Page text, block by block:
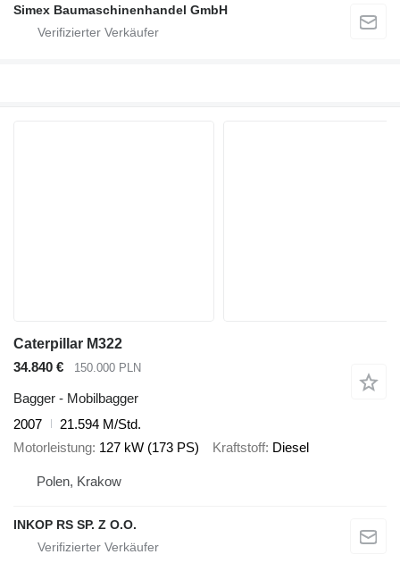
Simex Baumaschinenhandel GmbH
Caterpillar M322
34.840 €
150.000 PLN
Bagger - Mobilbagger
2007
21.594 M/Std.
Motorleistung 127 kW (173 PS) Kraftstoff Diesel
Polen, Krakow
INKOP RS SP. Z O.O.